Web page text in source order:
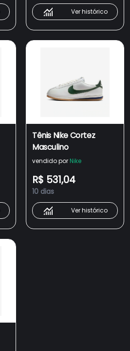
Ver histórico
Tênis Nike Cortez
Masculino
vendido por Nike
R$ 531,04
10 dias
Ver histórico